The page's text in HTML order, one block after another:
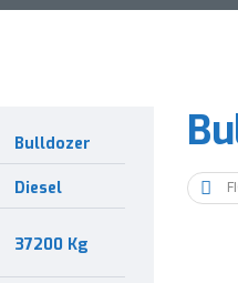
Bulldozer
Diesel
37200 Kg